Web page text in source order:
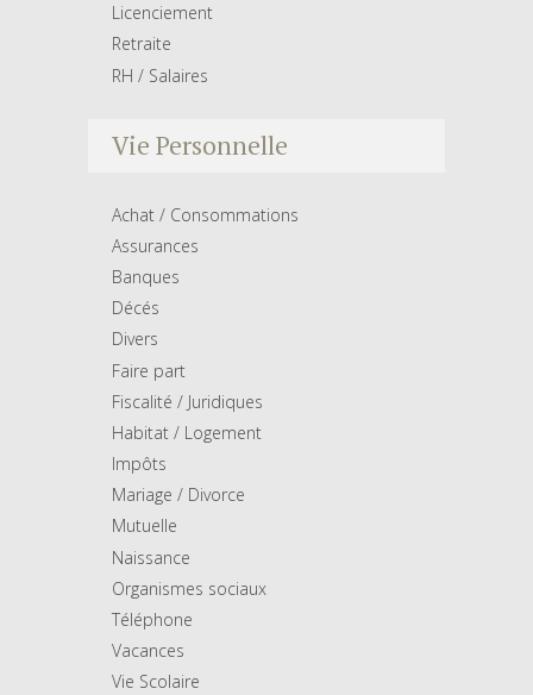
Licenciement
Retraite
RH / Salaires
Vie Personnelle
Achat / Consommations
Assurances
Banques
Décés
Divers
Faire part
Fiscalité / Juridiques
Habitat / Logement
Impôts
Mariage / Divorce
Mutuelle
Naissance
Organismes sociaux
Téléphone
Vacances
Vie Scolaire